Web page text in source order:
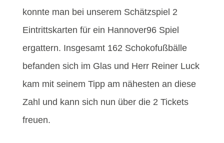
konnte man bei unserem Schätzspiel 2
Eintrittskarten für ein Hannover96 Spiel
ergattern. Insgesamt 162 Schokofußbälle
befanden sich im Glas und Herr Reiner Luck
kam mit seinem Tipp am nähesten an diese
Zahl und kann sich nun über die 2 Tickets
freuen.